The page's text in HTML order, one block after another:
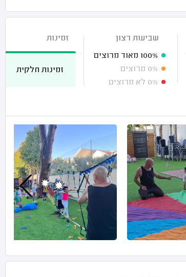
שביעות רצון
100% מאוד מרוצים
0% מרוצים
0% לא מרוצים
זמינות
זמינות חלקית